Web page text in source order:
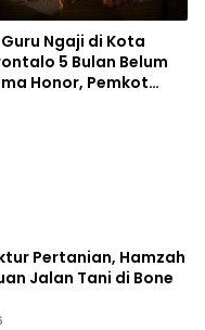
Guru Ngaji di Kota
5 Bulan Belum
Honor, Pemkot
Pertanian, Hamzah
Jalan Tani di Bone